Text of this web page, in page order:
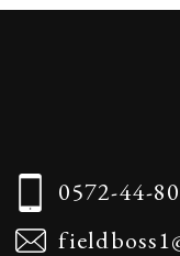
0572-44-